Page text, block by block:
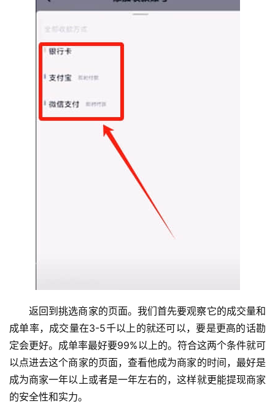
返回到挑选商家的页面。我们首先要观察它的成交量和
成单率，成交量在3-5千以上的就还可以，要是更高的话勘
定会更好。成单率最好要99%以上的。符合这两个条件就可
以点进去这个商家的页面，查看他成为商家的时间，最好是
成为商家一年以上或者是一年左右的，这样就更能提现商家
的安全性和实力。